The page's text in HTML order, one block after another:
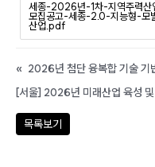
세종-2026년-1차-지역주력산
모집공고-세종-2.0-지능형-모
산업.pdf
«
[서울] 2026년 미래산업 육성
목록보기